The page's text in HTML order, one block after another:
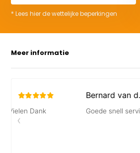
* Lees hier de wettelijke beperkingen
Meer informatie